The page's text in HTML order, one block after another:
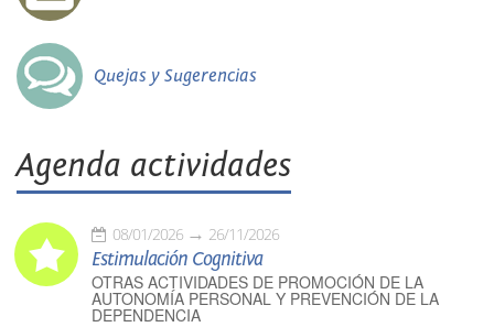
Quejas y Sugerencias
Agenda actividades
08/01/2026 26/11/2026
Estimulación Cognitiva
OTRAS ACTIVIDADES DE PROMOCIÓN DE LA
AUTONOMÍA PERSONAL Y PREVENCIÓN DE LA
DEPENDENCIA